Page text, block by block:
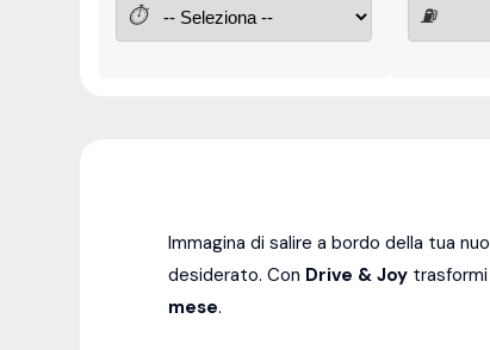
⏱ ⛽
Immagina di salire a bordo della tua
desiderato. Con Drive & Joy
mese.